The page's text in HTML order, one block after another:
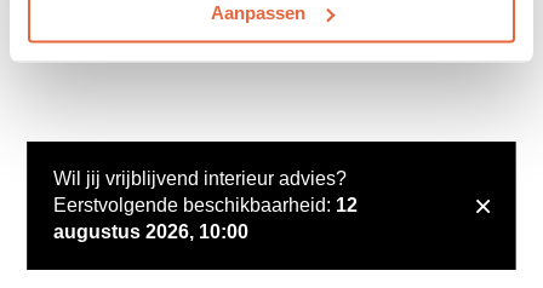
Aanpassen
Wil jij vrijblijvend interieur advies?
Eerstvolgende beschikbaarheid: 12
augustus 2026, 10:00
×